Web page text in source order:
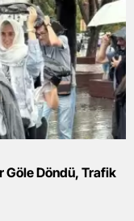
Göle Döndü, Trafik